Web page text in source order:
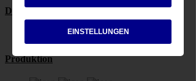
EINSTELLUNGEN
Design
Produktion